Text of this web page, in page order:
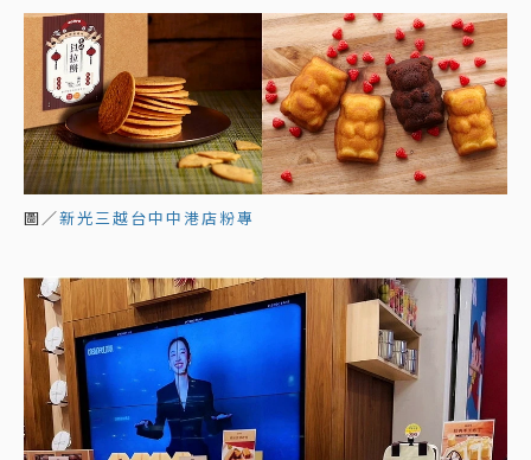
圖／新光三越台中中港店粉專